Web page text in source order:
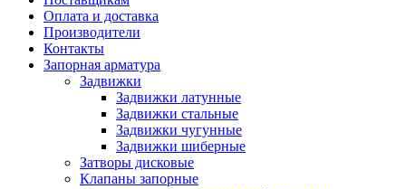
Оплата и доставка
Производители
Контакты
Запорная арматура
Задвижки
Задвижки латунные
Задвижки стальные
Задвижки чугунные
Задвижки шиберные
Затворы дисковые
Клапаны запорные